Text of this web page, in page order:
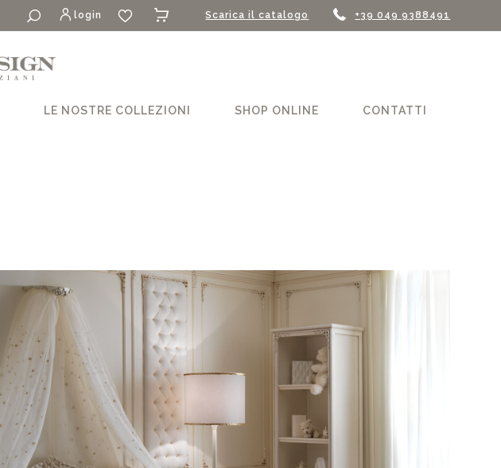
login Scarica il catalogo +39 049 9388491
LE NOSTRE COLLEZIONI SHOP ONLINE CONTATTI